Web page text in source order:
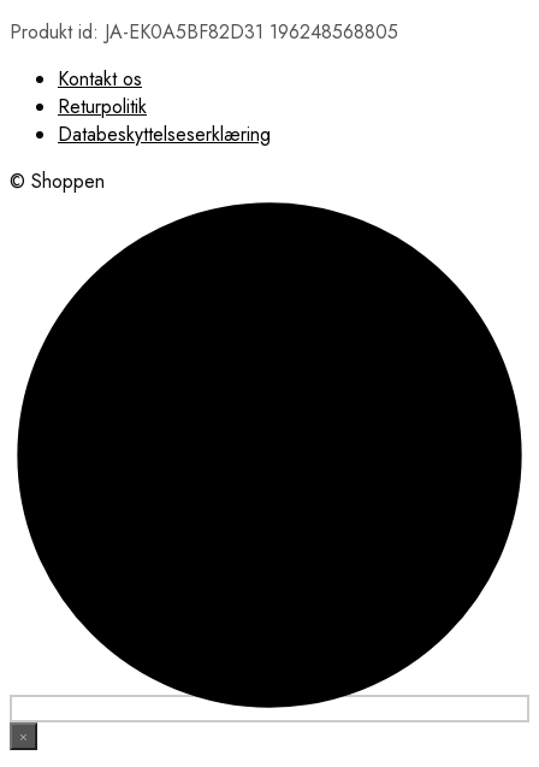
Produkt id: JA-EK0A5BF82D31 196248568805
Kontakt os
Returpolitik
Databeskyttelseserklæring
© Shoppen
×